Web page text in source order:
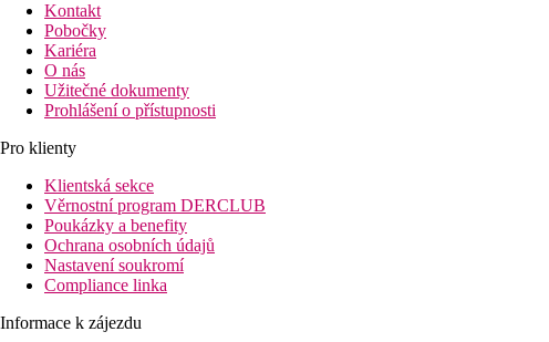
Kontakt
Pobočky
Kariéra
O nás
Užitečné dokumenty
Prohlášení o přístupnosti
Pro klienty
Klientská sekce
Věrnostní program DERCLUB
Poukázky a benefity
Ochrana osobních údajů
Nastavení soukromí
Compliance linka
Informace k zájezdu